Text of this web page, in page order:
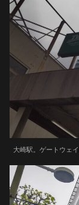
大崎駅。ゲートウェ